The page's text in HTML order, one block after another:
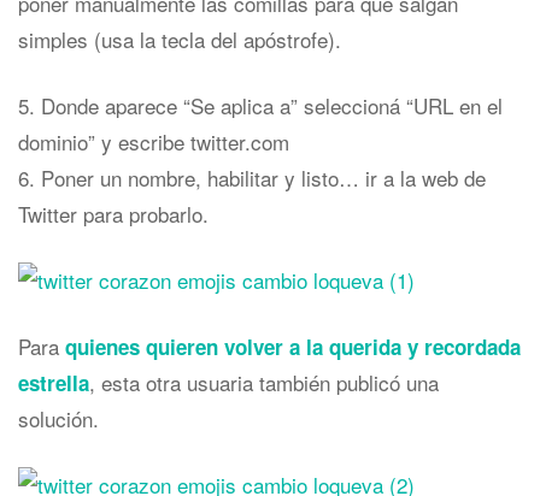
simples (usa la tecla del apóstrofe).
5. Donde aparece “Se aplica a” seleccioná “URL en el
dominio” y escribe twitter.com
6. Poner un nombre, habilitar y listo… ir a la web de
Twitter para probarlo.
Para quienes quieren volver a la querida y recordada
estrella, esta otra usuaria también publicó una
solución.